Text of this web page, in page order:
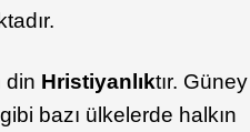
din Hristiyanlıktır. Güney
gibi bazı ülkelerde halkın